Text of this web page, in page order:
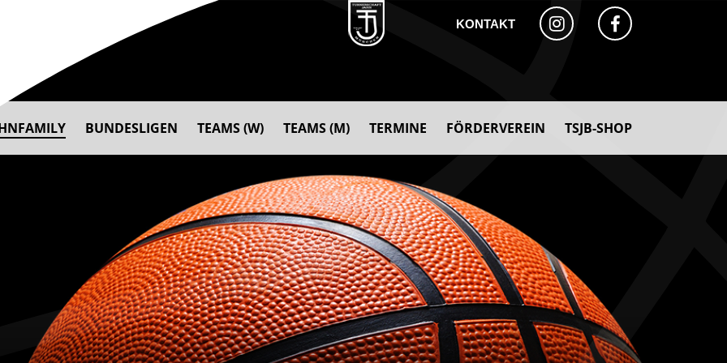
KONTAKT
BUNDESLIGEN TEAMS (W) TEAMS (M) TERMINE FÖRDERVEREIN TSJB-SHOP